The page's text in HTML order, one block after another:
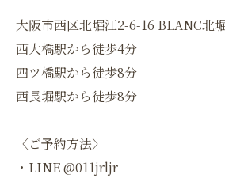
大阪市西区北堀江2-6-16 BLANC北
西大橋駅から徒歩4分
四ツ橋駅から徒歩8分
西長堀駅から徒歩8分
〈ご予約方法〉
・LINE @011jrljr